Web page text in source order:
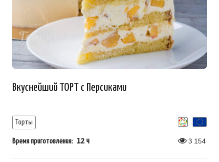
Вкуснейший ТОРТ с Персиками
Торты
Время приготовления: 12 ч 3 154